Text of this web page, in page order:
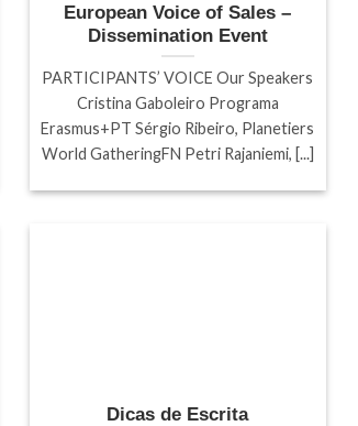
European Voice of Sales –
Dissemination Event
PARTICIPANTS’ VOICE Our Speakers
Cristina Gaboleiro Programa
Erasmus+PT Sérgio Ribeiro, Planetiers
World GatheringFN Petri Rajaniemi, [...]
Dicas de Escrita